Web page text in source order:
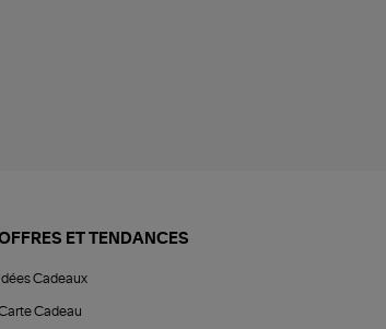
ET TENDANCES
Idées Cadeaux
Cadeau